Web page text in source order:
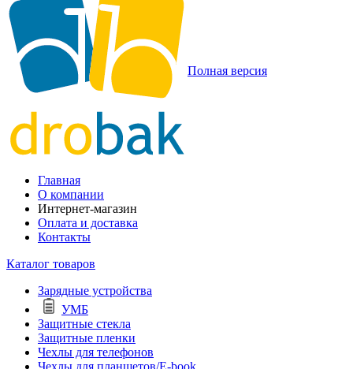
Полная версия
Главная
О компании
Интернет-магазин
Оплата и доставка
Контакты
Каталог товаров
Зарядные устройства
УМБ
Защитные стекла
Защитные пленки
Чехлы для телефонов
Чехлы для планшетов/E-book